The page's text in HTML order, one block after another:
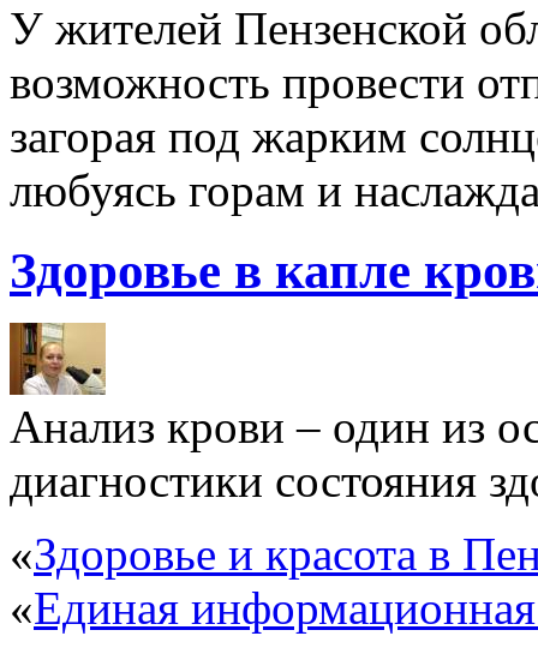
У жителей Пензенской
возможность провести
загорая под жарким
любуясь горам и
Здоровье в капле
Анализ крови – один из
диагностики состояния
«Здоровье и красота в
«Единая